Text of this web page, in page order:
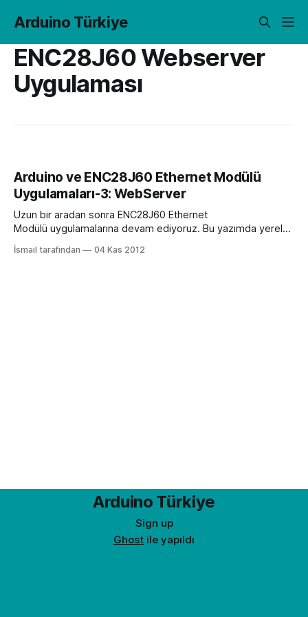
Arduino Türkiye
ENC28J60 Webserver
Uygulaması
Arduino ve ENC28J60 Ethernet Modülü
Uygulamaları-3: WebServer
Uzun bir aradan sonra ENC28J60 Ethernet
Modülü uygulamalarına devam ediyoruz. Bu yazımda yerel
ağ üzerinde Arduino ile nasıl Webserver oluşturulacağını
anlatmaya çalışacağım. Öncelikle modülümüzü
İsmail tarafından 04 Kas 2012
Arduino Türkiye
Sign up
Ghost ile yapıldı